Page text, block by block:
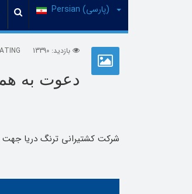
(پارسی) Persian
بازدید: 13390
دعوت به
شرکت کشتیرانی ترنگ دریا جهت